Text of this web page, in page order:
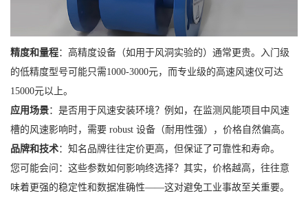
精度和量程：高精度设备（如用于风洞实验的）通常更贵。入门级
的低精度型号可能只需1000-3000元，而专业级的高速风速仪可达
15000元以上。
应用场景：是否用于风速安装环境？例如，在监测风能项目中风速
槽的风速影响时，需要 robust 设备（耐用性强），价格自然偏高。
品牌和技术：知名品牌往往定价更高，但保证了可靠性和寿命。
您可能会问：这些参数如何影响终选择？其实，价格越高，往往意
味着更强的稳定性和数据准确性——这对避免工业事故至关重要。